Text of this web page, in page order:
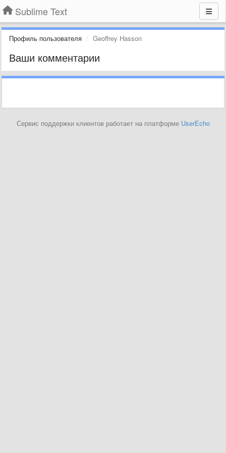
Sublime Text
Профиль пользователя Geoffrey Hasson
Ваши комментарии
Сервис поддержки клиентов работает на платформе UserEcho